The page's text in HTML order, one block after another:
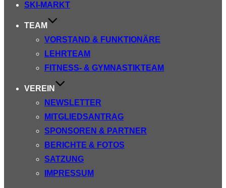
SKI-MARKT
TEAM
VORSTAND & FUNKTIONÄRE
LEHRTEAM
FITNESS- & GYMNASTIKTEAM
VEREIN
NEWSLETTER
MITGLIEDSANTRAG
SPONSOREN & PARTNER
BERICHTE & FOTOS
SATZUNG
IMPRESSUM